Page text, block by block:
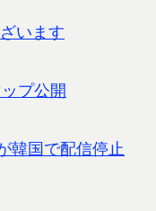
います
プ公開
韓国で配信停止